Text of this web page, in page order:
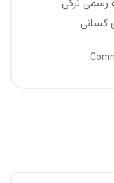
رسمی ترکی
کسانی